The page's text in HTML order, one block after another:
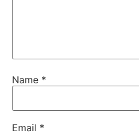
Name *
Email *